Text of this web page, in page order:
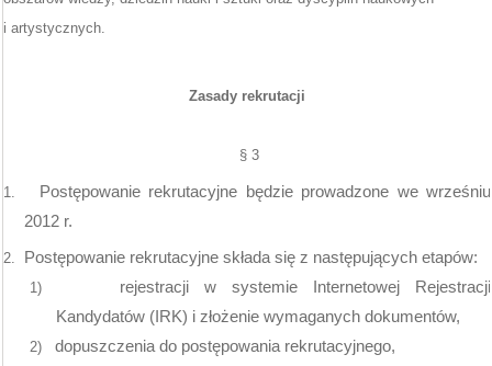
i artystycznych.
Zasady rekrutacji
§ 3
1.
Postępowanie rekrutacyjne będzie prowadzone we wrześniu
2012 r.
2. Postępowanie rekrutacyjne składa się z następujących etapów:
1)
rejestracji w systemie Internetowej Rejestracji
Kandydatów (IRK) i złożenie wymaganych dokumentów,
2) dopuszczenia do postępowania rekrutacyjnego,